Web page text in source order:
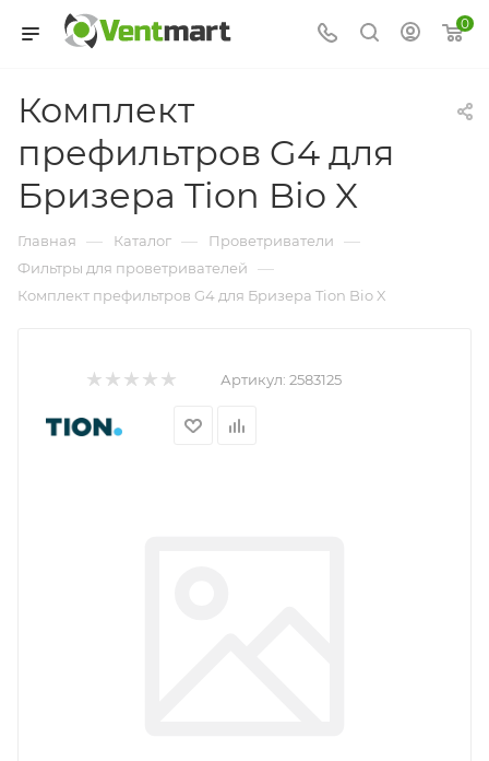
0
Комплект
префильтров G4 для
Бризера Tion Bio X
Главная — Каталог — Проветриватели —
Фильтры для проветривателей —
Комплект префильтров G4 для Бризера Tion Bio X
Артикул: 2583125